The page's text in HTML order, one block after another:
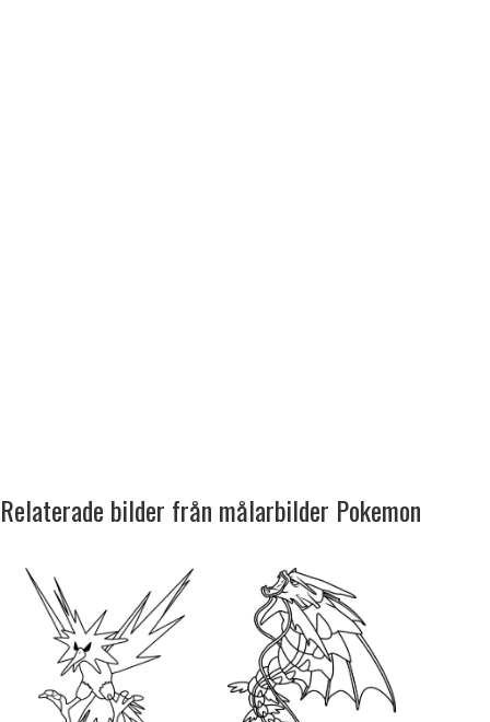
Relaterade bilder från målarbilder Pokemon